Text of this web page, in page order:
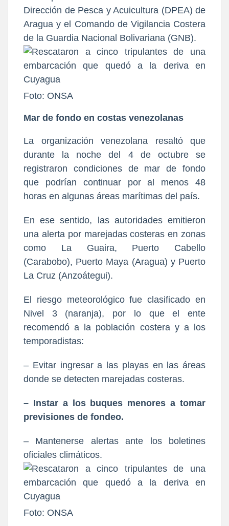
Dirección de Pesca y Acuicultura (DPEA) de
Aragua y el Comando de Vigilancia Costera
de la Guardia Nacional Bolivariana (GNB).
Foto: ONSA
Mar de fondo en costas venezolanas
La organización venezolana resaltó que
durante la noche del 4 de octubre se
registraron
condiciones de mar de fondo
que podrían continuar por al menos 48
horas en algunas áreas marítimas del país.
En ese sentido, las autoridades emitieron
una alerta por marejadas costeras en zonas
como La Guaira, Puerto Cabello
(Carabobo), Puerto Maya (Aragua) y Puerto
La Cruz (Anzoátegui).
El riesgo meteorológico fue clasificado en
Nivel 3 (naranja), por lo que el ente
recomendó a la población costera y a los
temporadistas:
– Evitar ingresar a las playas en las áreas
donde se detecten marejadas costeras.
– Instar a los buques menores a tomar
previsiones de fondeo.
– Mantenerse alertas ante los boletines
oficiales climáticos.
Foto: ONSA